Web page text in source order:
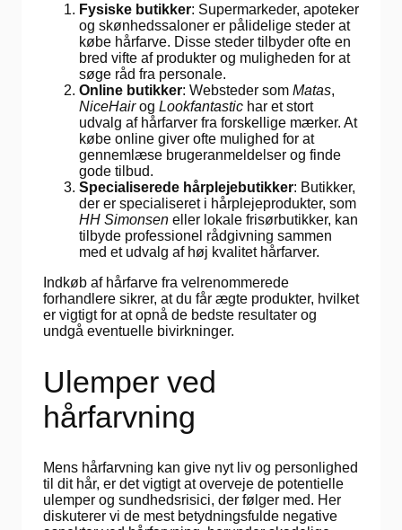
Fysiske butikker: Supermarkeder, apoteker
og skønhedssaloner er pålidelige steder at
købe hårfarve. Disse steder tilbyder ofte en
bred vifte af produkter og muligheden for at
søge råd fra personale.
Online butikker: Websteder som Matas,
NiceHairog Lookfantastic har et stort
udvalg af hårfarver fra forskellige mærker. At
købe online giver ofte mulighed for at
gennemlæse brugeranmeldelser og finde
gode tilbud.
Specialiserede hårplejebutikker: Butikker,
der er specialiseret i hårplejeprodukter, som
HH Simonsen eller lokale frisørbutikker, kan
tilbyde professionel rådgivning sammen
med et udvalg af høj kvalitet hårfarver.
Indkøb af hårfarve fra velrenommerede
forhandlere sikrer, at du får ægte produkter, hvilket
er vigtigt for at opnå de bedste resultater og
undgå eventuelle bivirkninger.
Ulemper ved
hårfarvning
Mens hårfarvning kan give nyt liv og personlighed
til dit hår, er det vigtigt at overveje de potentielle
ulemper og sundhedsrisici, der følger med. Her
diskuterer vi de mest betydningsfulde negative